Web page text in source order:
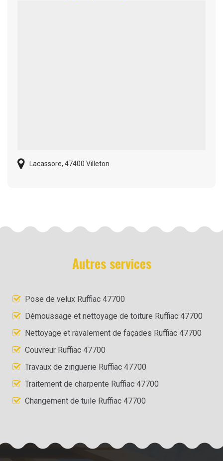
Lacassore, 47400 Villeton
Autres services
Pose de velux Ruffiac 47700
Démoussage et nettoyage de toiture Ruffiac 47700
Nettoyage et ravalement de façades Ruffiac 47700
Couvreur Ruffiac 47700
Travaux de zinguerie Ruffiac 47700
Traitement de charpente Ruffiac 47700
Changement de tuile Ruffiac 47700